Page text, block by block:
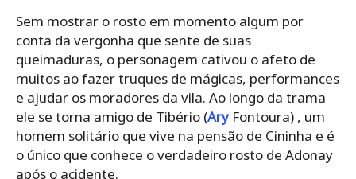
Sem mostrar o rosto em momento algum por
conta da vergonha que sente de suas
queimaduras, o personagem cativou o afeto de
muitos ao fazer truques de mágicas, performances
e ajudar os moradores da vila. Ao longo da trama
ele se torna amigo de Tibério (AryFontoura) , um
homem solitário que vive na pensão de Cininha e é
o único que conhece o verdadeiro rosto de Adonay
após o acidente.